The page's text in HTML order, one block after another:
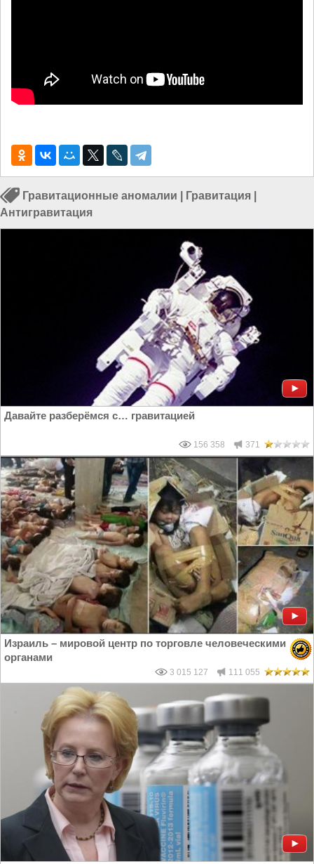
Гравитационные аномалии Гравитация
Антигравитация
Давайте разберёмся с… гравитацией
156 358 371
Израиль – мировой центр по торговле человеческими
органами
3 015 127 111 055